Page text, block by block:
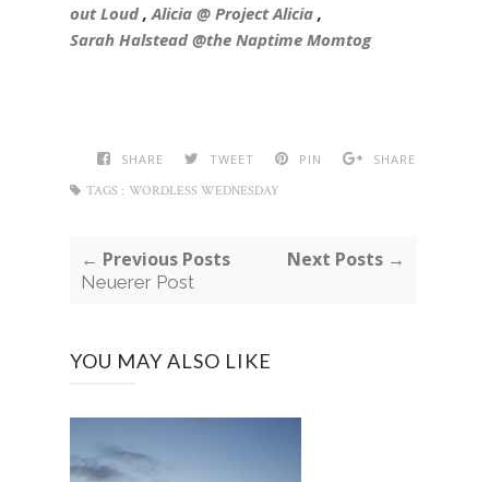
out Loud,Alicia @ Project Alicia ,
Sarah Halstead @the Naptime Momtog
SHARE TWEET PIN
SHARE
TAGS : WORDLESS WEDNESDAY
← Previous Posts
Neuerer Post
Next Posts →
YOU MAY ALSO LIKE